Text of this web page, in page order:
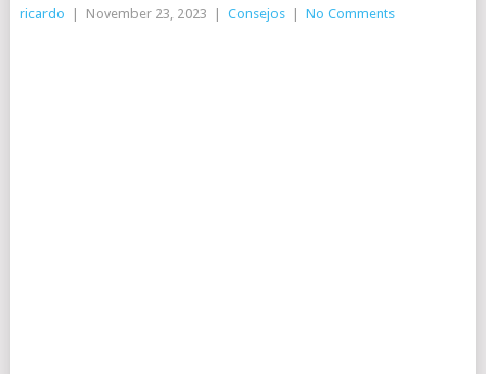
ricardo November 23, 2023 Consejos No Comments